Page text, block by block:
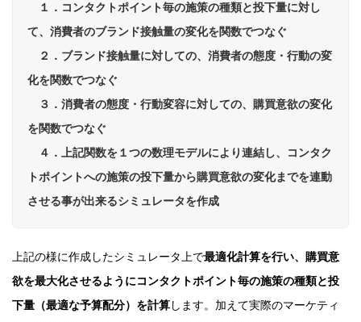
１．コンタクトポイント毎の施策の種類と投下量に対し
て、消費者のブランド接触量の変化を関数でつなぐ
２．ブランド接触量に対しての、消費者の態度・行動の変
化を関数でつなぐ
３．消費者の態度・行動変容に対しての、購買意欲の変化
を関数でつなぐ
４．上記関数を１つの数理モデルにより連結し、コンタク
トポイントへの施策の投下量から購買意欲の変化までを連動
させる事が出来るシミュレータを作成
上記の様に作成したシミュレータ上で最適化計算を行い、購買意
欲を最大化させるようにコンタクトポイント毎の施策の種類と投
下量（最適な予算配分）を計算します。加えて実際のマーケティ